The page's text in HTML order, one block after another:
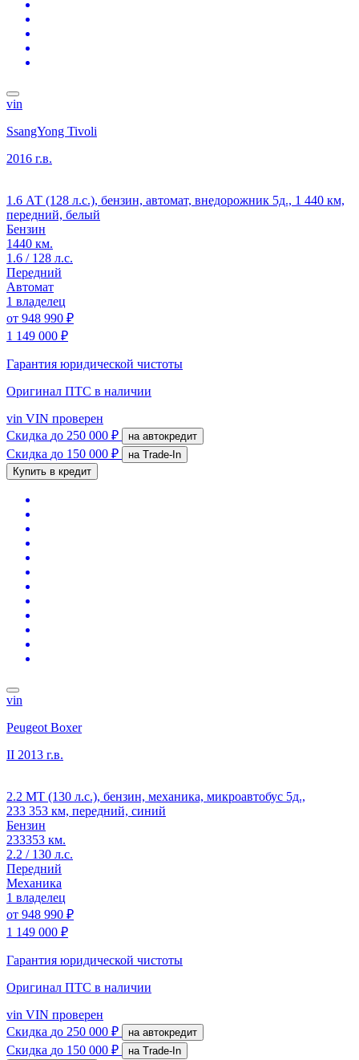
vin
SsangYong Tivoli
2016 г.в.
1.6 АТ (128 л.с.), бензин, автомат, внедорожник 5д., 1 440 км,
передний, белый
Бензин
1440 км.
1.6 / 128 л.с.
Передний
Автомат
1 владелец
от 948 990 ₽
1 149 000 ₽
Гарантия юридической чистоты
Оригинал ПТС в наличии
vin VIN проверен
Скидка до 250 000 ₽ на автокредит
Скидка до 150 000 ₽
на Trade-In
Купить в кредит
vin
Peugeot Boxer
II 2013 г.в.
2.2 MT (130 л.с.), бензин, механика, микроавтобус 5д.,
233 353 км, передний, синий
Бензин
233353 км.
2.2 / 130 л.с.
Передний
Механика
1 владелец
от 948 990 ₽
1 149 000 ₽
Гарантия юридической чистоты
Оригинал ПТС в наличии
vin VIN проверен
Скидка до 250 000 ₽ на автокредит
Скидка до 150 000 ₽ на Trade-In